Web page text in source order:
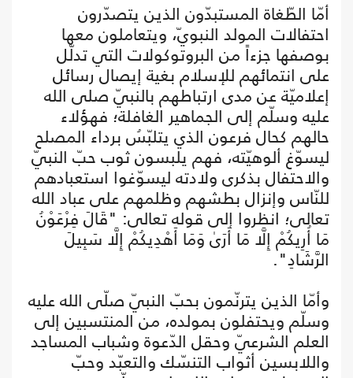
أمّا الطّغاة المستبدّون الذين يتصدّرون
احتفالات المولد النبويّ، ويتعاملون معها
بوصفها جزءاً من البروتوكولات التي تدلّل
على انتمائهم للإسلام بغية إيصال رسائل
إعلاميّة عن مدى ارتباطهم بالنبيّ صلى الله
عليه وسلّم إلى الجماهير الغافلة؛ فهؤلاء
حالهم كحال فرعون الذي يتلبّسُ برداء المصلح
ليسوّغ ألوهيّته، فهم يلبسون ثوب حبّ النبيّ
والاحتفال بذكرى ولادته ليسوّغوا استعبادهم
للنّاس وإنزال بطشهم وظلمهم على عباد الله
تعالى؛ انظروا إلى قوله تعالى: "قَالَ فِرْعَوْنُ
مَا أُرِيكُمْ إِلَّا مَا أَرَىٰ وَمَا أَهْدِيكُمْ إِلَّا سَبِيلَ
الرَّشَادِ".
وأمّا الذين يترنّمون بحبّ النبيّ صلّى الله عليه
وسلّم ويحتفلون بمولده، من المنتسبين إلى
العلم الشرعيّ وحقل الدّعوة وشباب المساجد
واللابسين أثواب التنسّك والتعبّد وحبّ